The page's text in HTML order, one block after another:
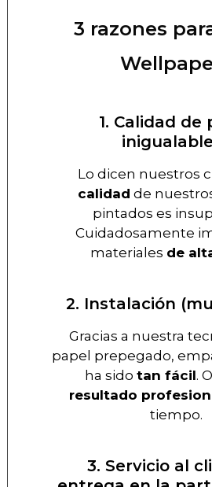
3 razones
1. Calidad de
inigualable
Lo dicen nuestros
calidad de
pintados es
Cuidadosamente
materiales de
2. Instalación
Gracias a nuestra
papel prepegado,
ha sido tan fácil.
resultado
tiempo.
3. Servicio al